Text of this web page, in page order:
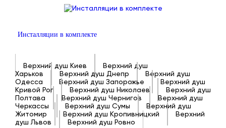
Инсталляции в комплекте
Верхний душ Киев
Верхний душ
Харьков
Верхний душ Днепр
Верхний душ
Одесса
Верхний душ Запорожье
Верхний душ
Кривой Рог
Верхний душ Николаев
Верхний душ
Полтава
Верхний душ Чернигов
Верхний душ
Черкассы
Верхний душ Сумы
Верхний душ
Житомир
Верхний душ Кропивницкий
Верхний
душ Львов
Верхний душ Ровно